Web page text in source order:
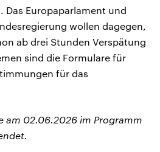
Das Europaparlament und
wollen dagegen,
ab drei Stunden Verspätung
sind die Formulare für
für das
am 02.06.2026 im Programm